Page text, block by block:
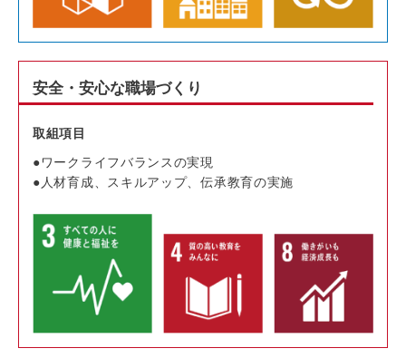
安全・安心な職場づくり
取組項目
ワークライフバランスの実現
人材育成、スキルアップ、伝承教育の実施